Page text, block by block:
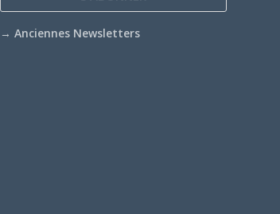
→Anciennes Newsletters